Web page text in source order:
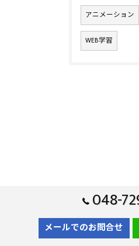
アニメーション
WEB学習
048-
メールでのお問合せ